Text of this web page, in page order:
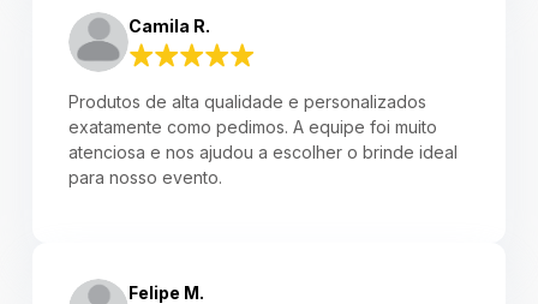
Camila R.
Produtos de alta qualidade e personalizados
exatamente como pedimos. A equipe foi muito
atenciosa e nos ajudou a escolher o brinde ideal
para nosso evento.
Felipe M.